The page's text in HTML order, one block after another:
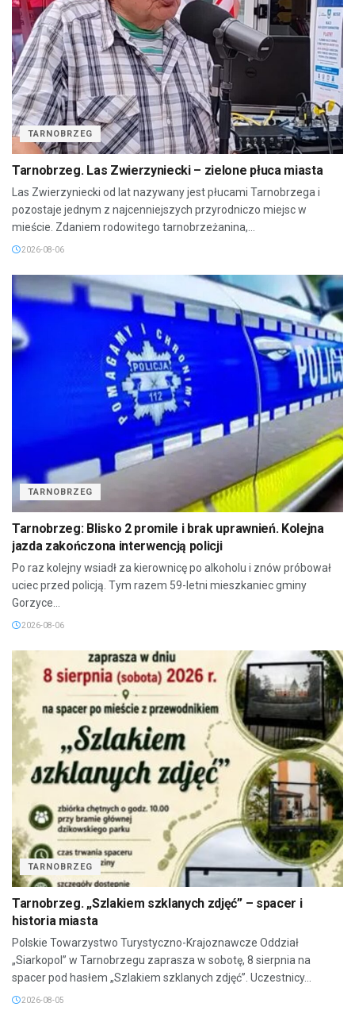
TARNOBRZEG
Tarnobrzeg. Las Zwierzyniecki – zielone płuca miasta
Las Zwierzyniecki od lat nazywany jest płucami Tarnobrzega i
pozostaje jednym z najcenniejszych przyrodniczo miejsc w
mieście. Zdaniem rodowitego tarnobrzeżanina,...
2026-08-06
TARNOBRZEG
Tarnobrzeg: Blisko 2 promile i brak uprawnień. Kolejna
jazda zakończona interwencją policji
Po raz kolejny wsiadł za kierownicę po alkoholu i znów próbował
uciec przed policją. Tym razem 59-letni mieszkaniec gminy
Gorzyce...
2026-08-06
TARNOBRZEG
Tarnobrzeg. „Szlakiem szklanych zdjęć” – spacer i
historia miasta
Polskie Towarzystwo Turystyczno-Krajoznawcze Oddział
„Siarkopol” w Tarnobrzegu zaprasza w sobotę, 8 sierpnia na
spacer pod hasłem „Szlakiem szklanych zdjęć”. Uczestnicy...
2026-08-05